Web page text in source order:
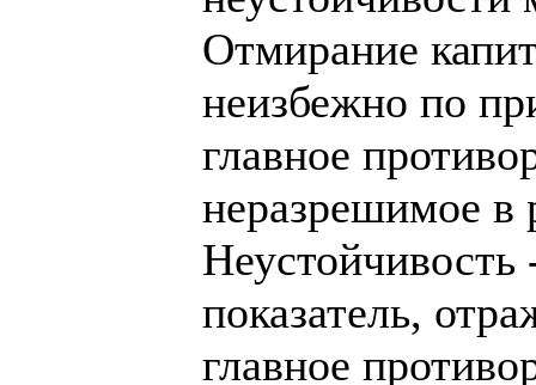
Отмирание
неизбежно по
главное
неразрешимое в
показатель,
главное